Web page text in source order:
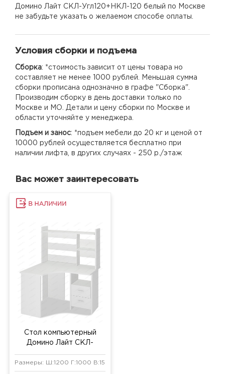
Домино Лайт СКЛ-Угл120+НКЛ-120 белый по Москве
не забудьте указать о желаемом способе оплаты.
Условия сборки и подъема
Сборка: *стоимость зависит от цены товара но
составляет не менее 1000 рублей. Меньшая сумма
сборки прописана однозначно в графе "Сборка".
Производим сборку в день доставки только по
Москве и МО. Детали и цену сборки по Москве и
области уточняйте у менеджера.
Подъем и занос: *подъем мебели до 20 кг и ценой от
10000 рублей осуществляется бесплатно при
наличии лифта, в других случаях - 250 р./этаж
Вас может заинтересовать
Стол компьютерный
Домино Лайт СКЛ-
Размеры: Ш:1200 Г:1000 В:1520 мм